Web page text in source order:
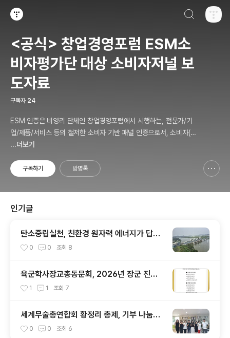
<공식> 창업경영포럼 ESM소
비자평가단 대상 소비자저널 보
도자료
구독자 24
ESM 인증은 비영리 단체인 창업경영포럼에서 시행하는, 전문가/기
업/제품/서비스 등의 철저한 소비자 기반 패널 인증으로서, 소비자(의
뢰인)에게 제공하는 패널인증 솔루션 서비스를 말합니다.
...더보기
구독하기 방명록
인기글
탄소중립실천, 친환경 원자력 에너지가 답이
다 0 0 조회 8
육군학사장교총동문회, 2026년 장군 진급
발표를 맞아
1 1 조회 7
세계무술총연합회 황정리 총제, 기부 나눔에
앞장 서 (7)
0 0 조회 6